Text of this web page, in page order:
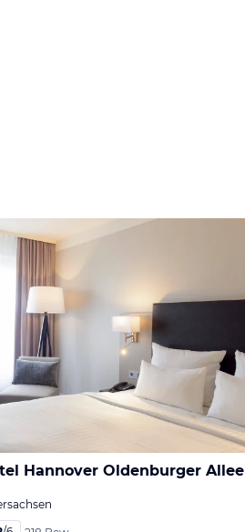
Hannover Oldenburger Allee